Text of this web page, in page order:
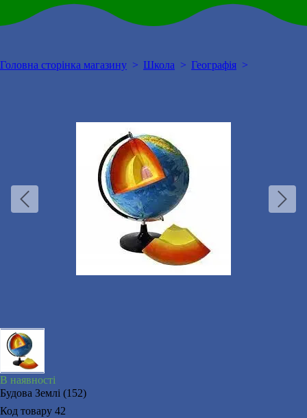
Головна сторінка магазину Школа Географія
В наявності
Будова Землі (152)
Код товару 42